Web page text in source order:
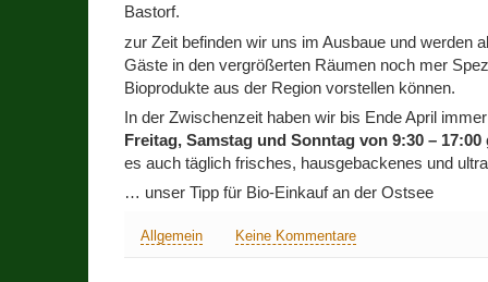
Bastorf.
zur Zeit befinden wir uns im Ausbaue und werden
Gäste in den vergrößerten Räumen noch mer
Bioprodukte aus der Region vorstellen können.
In der Zwischenzeit haben wir bis Ende April
Freitag, Samstag und Sonntag von 9:30 – 17:00
es auch täglich frisches, hausgebackenes und
… unser Tipp für Bio-Einkauf an der Ostsee
Allgemein Keine Kommentare